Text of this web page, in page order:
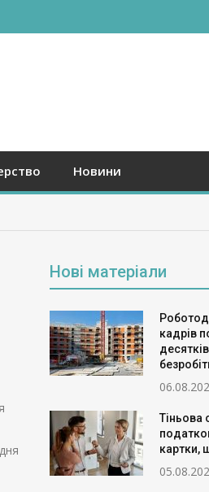
Новини
Нові матеріали
кадрів
Тіньова
картки,